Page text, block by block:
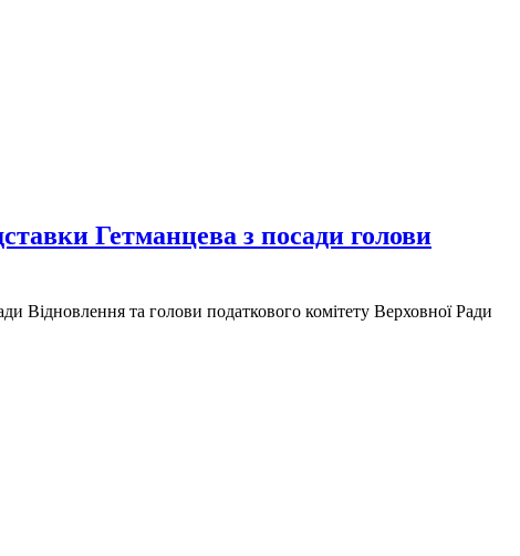
Гетманцева з посади голови
Відновлення та голови податкового комітету Верховної Ради